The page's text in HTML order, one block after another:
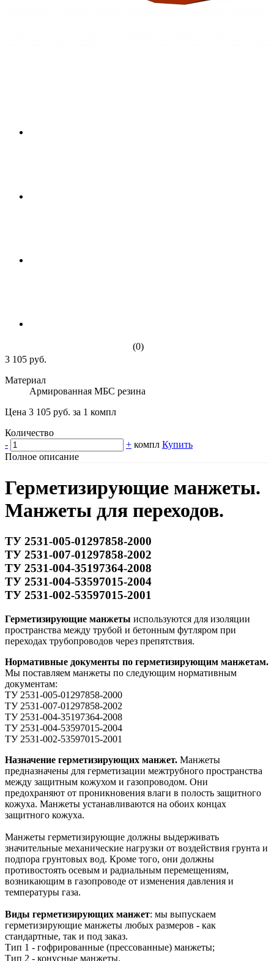
(0)
3 105 руб.
Материал
Армированная МБС резина
Цена 3 105 руб. за 1 компл
Количество
-
+ компл Купить
Полное описание
Герметизирующие манжеты.
Манжеты для переходов.
ТУ 2531-005-01297858-2000
ТУ 2531-007-01297858-2002
ТУ 2531-004-35197364-2008
ТУ 2531-004-53597015-2004
ТУ 2531-002-53597015-2001
Герметизирующие манжеты используются для изоляции
пространства между трубой и бетонным футляром при
переходах трубопроводов через препятствия.
Нормативные документы по герметизирующим манжетам.
Мы поставляем манжеты по следующим нормативным
документам:
ТУ 2531-005-01297858-2000
ТУ 2531-007-01297858-2002
ТУ 2531-004-35197364-2008
ТУ 2531-004-53597015-2004
ТУ 2531-002-53597015-2001
Назначение герметизирующих манжет. Манжеты
предназначены для герметизации межтрубного пространства
между защитным кожухом и газопроводом. Они
предохраняют от проникновения влаги в полость защитного
кожуха. Манжеты устанавливаются на обоих концах
защитного кожуха.
Манжеты герметизирующие должны выдерживать
значительные механические нагрузки от воздействия грунта и
подпора грунтовых вод. Кроме того, они должны
противостоять осевым и радиальным перемещениям,
возникающим в газопроводе от изменения давления и
температуры газа.
Виды герметизирующих манжет: мы выпускаем
герметизирующие манжеты любых размеров - как
стандартные, так и под заказ.
Тип 1 - гофрированные (прессованные) манжеты;
Тип 2 - конусные манжеты.